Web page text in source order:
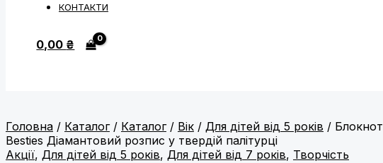
КОНТАКТИ
0,00 ₴
Головна / Каталог/ Каталог/ Вік / Для дітей від 5 років / Блокнот
Besties Діамантовий розпис у твердій палітурці
Акції, Для дітей від 5 років, Для дітей від 7 років, Творчість